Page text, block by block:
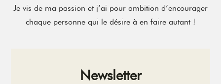
Je vis de ma passion et j’ai pour ambition d’encourager
chaque personne qui le désire à en faire autant !
Newsletter